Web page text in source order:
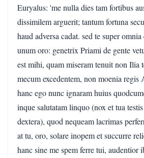
Euryalus: 'me nulla dies tam fortibus
dissimilem arguerit; tantum fortuna
haud adversa cadat. sed te super omnia
unum oro: genetrix Priami de gente
est mihi, quam miseram tenuit non Ilia
mecum excedentem, non moenia regis
hanc ego nunc ignaram huius
inque salutatam linquo (nox et tua testis
dextera), quod nequeam lacrimas
at tu, oro, solare inopem et succurre
hanc sine me spem ferre tui, audentior